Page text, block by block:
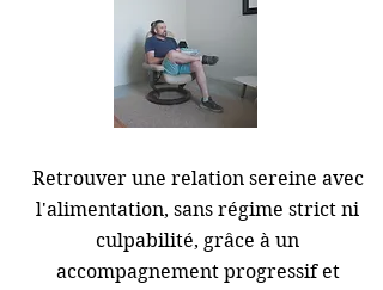
Retrouver une relation sereine avec
l'alimentation, sans régime strict ni
culpabilité, grâce à un
accompagnement progressif et